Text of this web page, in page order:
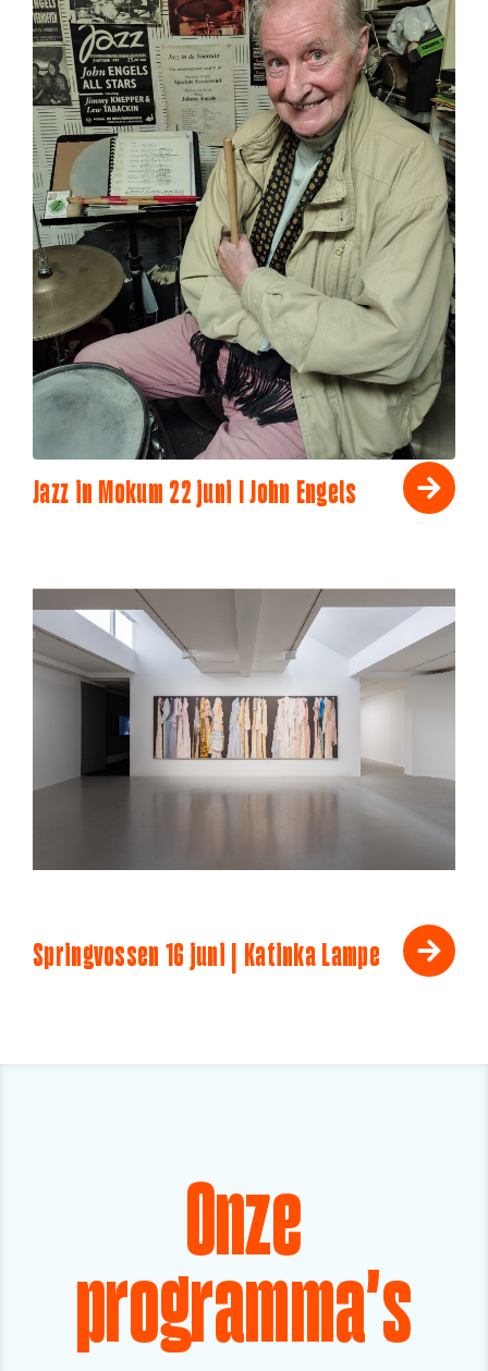
Jazz in Mokum 22 juni I John Engels
Springvossen 16 juni | Katinka Lampe
Onze
programma's